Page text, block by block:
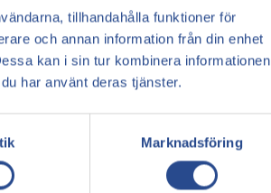
tillhandahålla funktioner för
och annan information från din enhet
kan i sin tur kombinera informationen
har använt deras tjänster.
Marknadsföring
i
vård